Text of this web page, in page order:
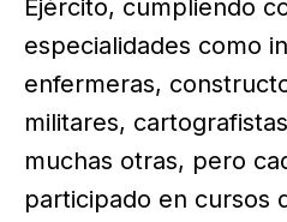
Ejército, cumpliendo
especialidades como
enfermeras,
militares,
muchas otras, pero
participado en cursos